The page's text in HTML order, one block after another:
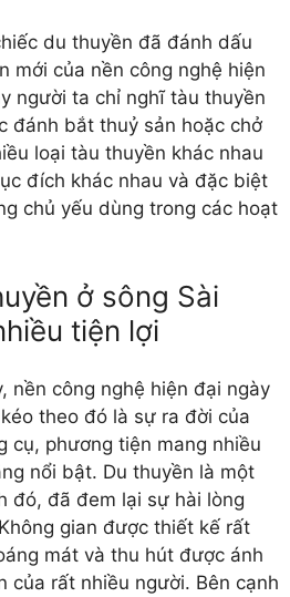
du thuyền đã đánh dấu
mới của nền công nghệ hiện
người ta chỉ nghĩ tàu thuyền
đánh bắt thuỷ sản hoặc chở
loại tàu thuyền khác nhau
đích khác nhau và đặc biệt
chủ yếu dùng trong các hoạt
ở sông Sài
tiện lợi
nền công nghệ hiện đại ngày
theo đó là sự ra đời của
cụ, phương tiện mang nhiều
nổi bật. Du thuyền là một
đó, đã đem lại sự hài lòng
gian được thiết kế rất
mát và thu hút được ánh
của rất nhiều người. Bên cạnh